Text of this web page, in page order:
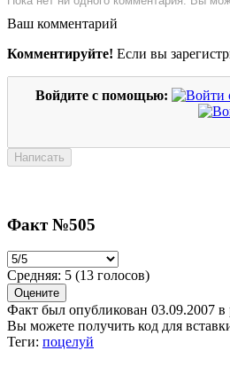
Ваш комментарий
Комментируйте! Если вы
Войдите с помощью:
Факт №505
Средняя: 5 (13 голосов)
Факт был опубликован 03.09.2007 в
Вы можете получить код для
Теги: поцелуй